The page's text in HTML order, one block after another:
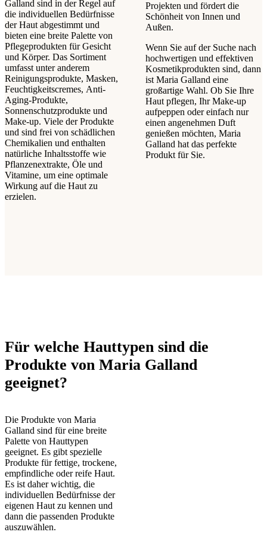
Galland sind in der Regel auf
die individuellen Bedürfnisse
der Haut abgestimmt und
bieten eine breite Palette von
Pflegeprodukten für Gesicht
und Körper. Das Sortiment
umfasst unter anderem
Reinigungsprodukte, Masken,
Feuchtigkeitscremes, Anti-
Aging-Produkte,
Sonnenschutzprodukte und
Make-up. Viele der Produkte
und sind frei von schädlichen
Chemikalien und enthalten
natürliche Inhaltsstoffe wie
Pflanzenextrakte, Öle und
Vitamine, um eine optimale
Wirkung auf die Haut zu
erzielen.
Projekten und fördert die
Schönheit von Innen und
Außen.
Wenn Sie auf der Suche nach
hochwertigen und effektiven
Kosmetikprodukten sind, dann
ist Maria Galland eine
großartige Wahl. Ob Sie Ihre
Haut pflegen, Ihr Make-up
aufpeppen oder einfach nur
einen angenehmen Duft
genießen möchten, Maria
Galland hat das perfekte
Produkt für Sie.
Für welche Hauttypen sind die
Produkte von Maria Galland
geeignet?
Die Produkte von Maria
Galland sind für eine breite
Palette von Hauttypen
geeignet. Es gibt spezielle
Produkte für fettige, trockene,
empfindliche oder reife Haut.
Es ist daher wichtig, die
individuellen Bedürfnisse der
eigenen Haut zu kennen und
dann die passenden Produkte
auszuwählen.